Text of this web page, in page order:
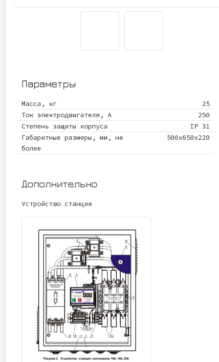
Параметры
Масса, кг
25
Ток электродвигателя, А
250
Степень защиты корпуса
IP 31
Габаритные размеры, мм, не
более
500х650х220
Дополнительно
Устройство станции